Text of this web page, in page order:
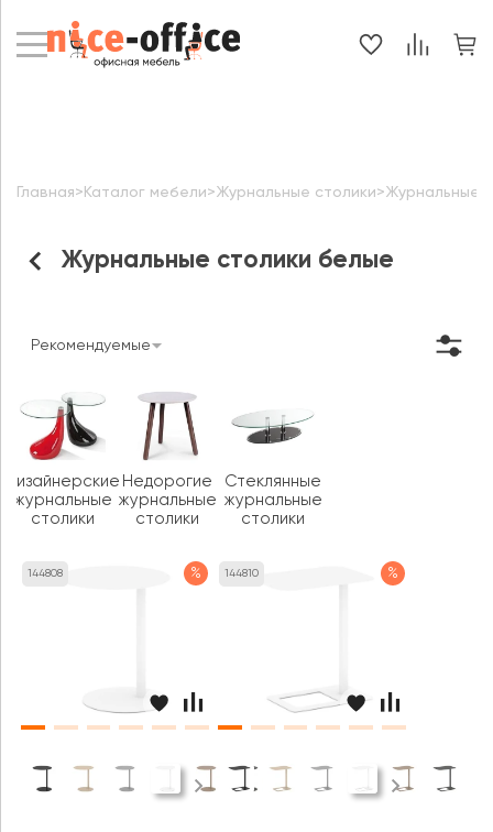
Журнальные столики белые
Главная> Каталог мебели>Журнальные столики>Журнальные
Рекомендуемые
144808 % 144810 %
Дизайнерские
журнальные
столики
Недорогие
журнальные
столики
Стеклянные
журнальные
столики